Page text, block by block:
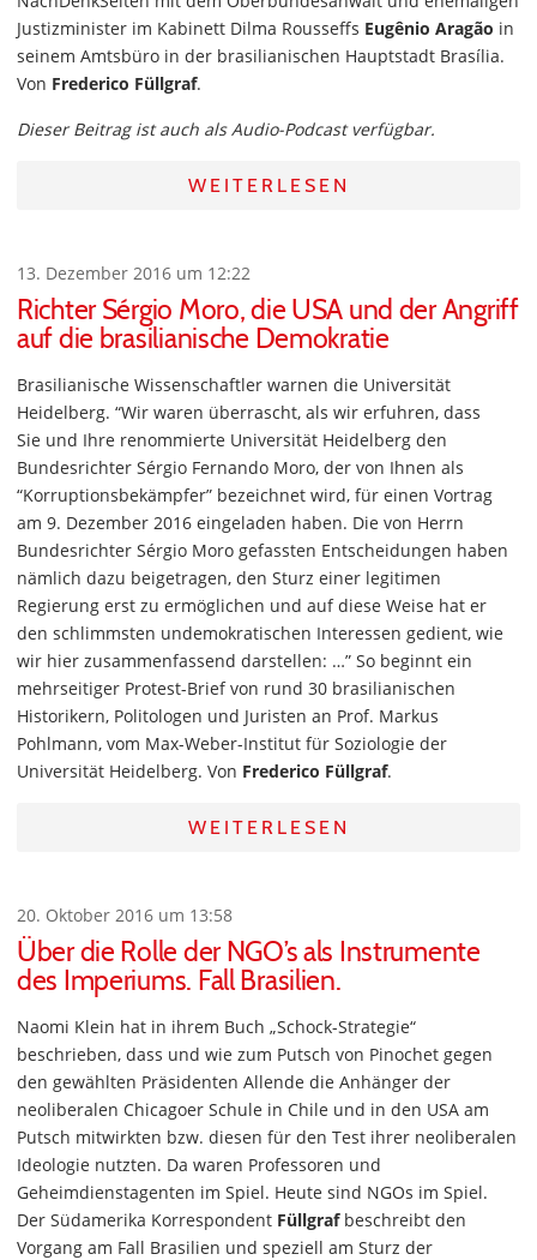
Justizminister im Kabinett Dilma Rousseffs Eugênio Aragão in
seinem Amtsbüro in der brasilianischen Hauptstadt Brasília.
Von Frederico Füllgraf.
Dieser Beitrag ist auch als Audio-Podcast verfügbar.
WEITERLESEN
13. Dezember 2016 um 12:22
Richter Sérgio Moro, die USA und der Angriff
auf die brasilianische Demokratie
Brasilianische Wissenschaftler warnen die Universität
Heidelberg. “Wir waren überrascht, als wir erfuhren, dass
Sie und Ihre renommierte Universität Heidelberg den
Bundesrichter Sérgio Fernando Moro, der von Ihnen als
“Korruptionsbekämpfer” bezeichnet wird, für einen Vortrag
am 9. Dezember 2016 eingeladen haben. Die von Herrn
Bundesrichter Sérgio Moro gefassten Entscheidungen haben
nämlich dazu beigetragen, den Sturz einer legitimen
Regierung erst zu ermöglichen und auf diese Weise hat er
den schlimmsten undemokratischen Interessen gedient, wie
wir hier zusammenfassend darstellen: …” So beginnt ein
mehrseitiger Protest-Brief von rund 30 brasilianischen
Historikern, Politologen und Juristen an Prof. Markus
Pohlmann, vom Max-Weber-Institut für Soziologie der
Universität Heidelberg. Von Frederico Füllgraf.
WEITERLESEN
20. Oktober 2016 um 13:58
Über die Rolle der NGO’s als Instrumente
des Imperiums. Fall Brasilien.
Naomi Klein hat in ihrem Buch „Schock-Strategie“
beschrieben, dass und wie zum Putsch von Pinochet gegen
den gewählten Präsidenten Allende die Anhänger der
neoliberalen Chicagoer Schule in Chile und in den USA am
Putsch mitwirkten bzw. diesen für den Test ihrer neoliberalen
Ideologie nutzten. Da waren Professoren und
Geheimdienstagenten im Spiel. Heute sind NGOs im Spiel.
Der Südamerika Korrespondent Füllgrafbeschreibt den
Vorgang am Fall Brasilien und speziell am Sturz der